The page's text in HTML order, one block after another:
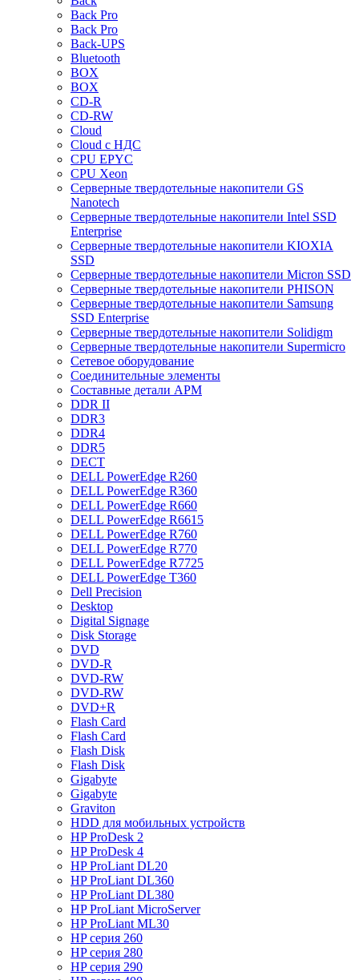
Back Pro
Back Pro
Back-UPS
Bluetooth
BOX
BOX
CD-R
CD-RW
Cloud
Cloud с НДС
CPU EPYC
CPU Xeon
Cерверные твердотельные накопители GS
Nanotech
Cерверные твердотельные накопители Intel SSD
Enterprise
Cерверные твердотельные накопители KIOXIA
SSD
Cерверные твердотельные накопители Micron SSD
Cерверные твердотельные накопители PHISON
Cерверные твердотельные накопители Samsung
SSD Enterprise
Cерверные твердотельные накопители Solidigm
Cерверные твердотельные накопители Supermicro
Cетевое оборудование
Cоединительные элементы
Cоставные детали АРМ
DDR II
DDR3
DDR4
DDR5
DECT
DELL PowerEdge R260
DELL PowerEdge R360
DELL PowerEdge R660
DELL PowerEdge R6615
DELL PowerEdge R760
DELL PowerEdge R770
DELL PowerEdge R7725
DELL PowerEdge T360
Dell Precision
Desktop
Digital Signage
Disk Storage
DVD
DVD-R
DVD-RW
DVD-RW
DVD+R
Flash Card
Flash Card
Flash Disk
Flash Disk
Gigabyte
Gigabyte
Graviton
HDD для мобильных устройств
HP ProDesk 2
HP ProDesk 4
HP ProLiant DL20
HP ProLiant DL360
HP ProLiant DL380
HP ProLiant MicroServer
HP ProLiant ML30
HP серия 260
HP серия 280
HP серия 290